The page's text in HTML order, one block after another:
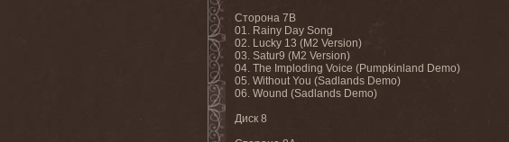
Сторона 7B
01. Rainy Day Song
02. Lucky 13 (M2 Version)
03. Satur9 (M2 Version)
04. The Imploding Voice (Pumpkinland Demo)
05. Without You (Sadlands Demo)
06. Wound (Sadlands Demo)
Диск 8